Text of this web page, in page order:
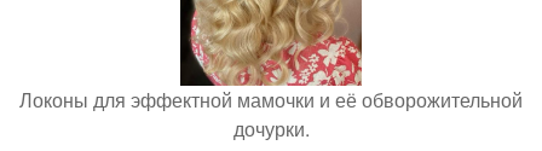
Локоны для эффектной мамочки и её обворожительной
дочурки.